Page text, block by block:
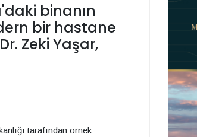
binanın
bir hastane
Zeki Yaşar,
tarafından örnek